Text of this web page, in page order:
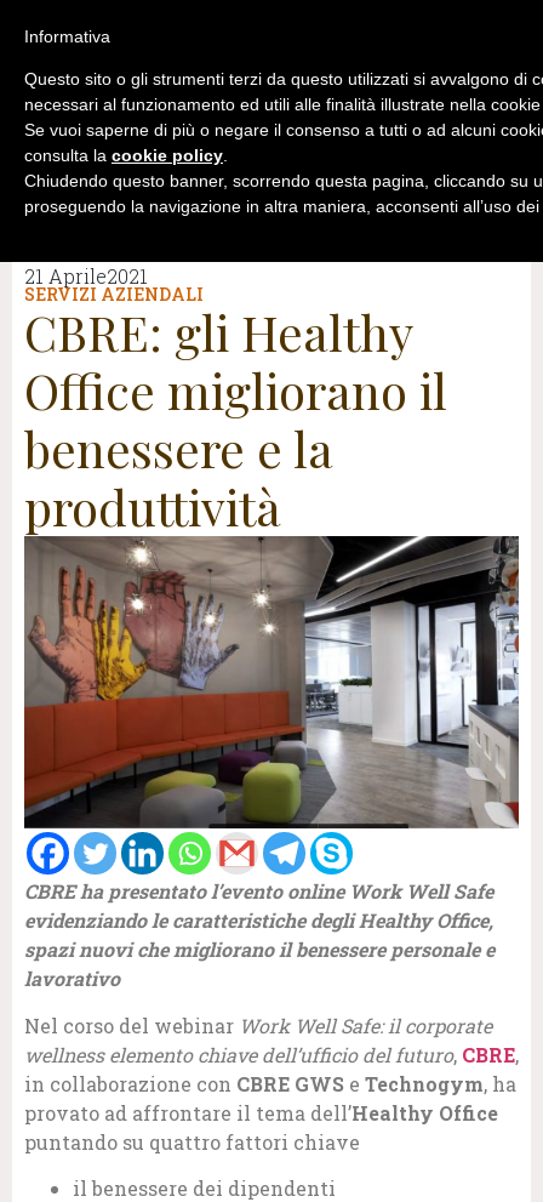
21 Aprile2021
SERVIZI AZIENDALI
CBRE: gli Healthy
Office migliorano il
benessere e la
produttività
CBRE ha presentato l’evento online Work Well Safe
evidenziando le caratteristiche degli Healthy Office,
spazi nuovi che migliorano il benessere personale e
lavorativo
Nel corso del webinar Work Well Safe: il corporate
wellness elemento chiave dell’ufficio del futuro, CBRE,
in collaborazione con CBRE GWS e Technogym, ha
provato ad affrontare il tema dell’Healthy Office
puntando su quattro fattori chiave
il benessere dei dipendenti
Informativa
Questo sito o gli strumenti terzi da questo utilizzati si avvalgono di
necessari al funzionamento ed utili alle finalità illustrate nella
Se vuoi saperne di più o negare il consenso a tutti o ad alcuni
consulta la cookie policy.
Chiudendo questo banner, scorrendo questa pagina, cliccando su
proseguendo la navigazione in altra maniera, acconsenti all’uso